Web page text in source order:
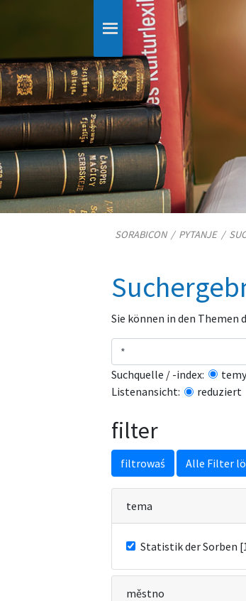
SORABICON/ PYTANJE/
Sie können in den Themen
Suchquelle / -index: temy
Listenansicht:
reduziert
filter
filtrowaś Alle Filter
tema
Statistik der Sorben
městno